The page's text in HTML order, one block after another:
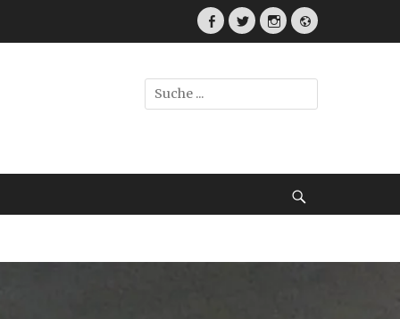
Facebook
TwitterInstagramWebseite
Suche
nach: